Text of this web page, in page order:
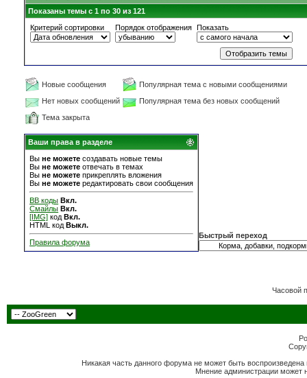
Показаны темы с 1 по 30 из 121
Критерий сортировки
Порядок отображения Показать
Новые сообщения
Популярная тема с новыми сообщениями
Нет новых сообщений
Популярная тема без новых сообщений
Тема закрыта
Ваши права в разделе
Вы не можете создавать новые темы
Вы не можете отвечать в темах
Вы не можете прикреплять вложения
Вы не можете редактировать свои сообщения
BB коды Вкл.
Смайлы Вкл.
[IMG] код Вкл.
HTML код Выкл.
Правила форума
Быстрый переход
Часовой
Никакая часть данного форума не может быть
Мнение администрации может